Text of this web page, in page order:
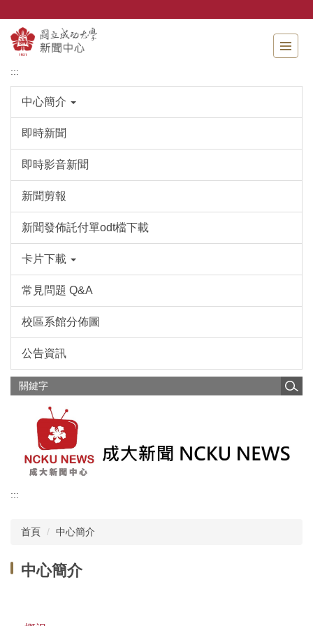
主
要
內
:::
中心簡介
即時新聞
即時影音新聞
新聞剪報
新聞發佈託付單odt檔下載
卡片下載
常見問題 Q&A
校區系館分佈圖
公告資訊
:::
首頁 中心簡介
中心簡介